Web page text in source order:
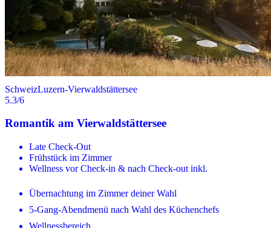
SchweizLuzern-Vierwaldstättersee
5.3/6
Romantik am Vierwaldstättersee
Late Check-Out
Frühstück im Zimmer
Wellness vor Check-in & nach Check-out inkl.
Übernachtung im Zimmer deiner Wahl
5-Gang-Abendmenü nach Wahl des Küchenchefs